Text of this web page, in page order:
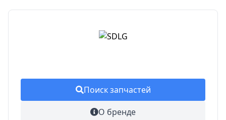
Поиск запчастей
О бренде